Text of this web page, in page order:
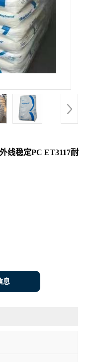
线稳定PC ET3117耐
息